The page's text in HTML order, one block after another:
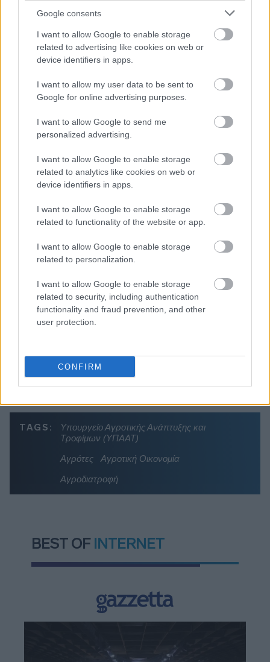
Google consents
I want to allow Google to enable storage
related to advertising like cookies on web or
device identifiers in apps.
I want to allow my user data to be sent to
Google for online advertising purposes.
I want to allow Google to send me
personalized advertising.
I want to allow Google to enable storage
related to analytics like cookies on web or
device identifiers in apps.
I want to allow Google to enable storage
related to functionality of the website or app.
I want to allow Google to enable storage
related to personalization.
I want to allow Google to enable storage
related to security, including authentication
functionality and fraud prevention, and other
user protection.
CONFIRM
Διαβάζονται αυτή τη στιγμή
2027 - Το παράπονο της Καρυστιανού - Στον
ΣΥΡΙΖΑ μελετούν Ιστορία
Πυρόπληκτοι: Τι σημαίνουν τα «πράσινα»,
«κίτρινα» και «κόκκινα» σπίτια για τις
αποζημιώσεις
Ποια είναι η (κυβερνητική) λίστα με τα μεγάλα
TAGS:
Υπουργείο Αγροτικής Ανάπτυξης και
Τροφίμων (ΥΠΑΑΤ)
Αγρότες
Αγροτική Οικονομία
Αγροδιατροφή
BEST OF INTERNET